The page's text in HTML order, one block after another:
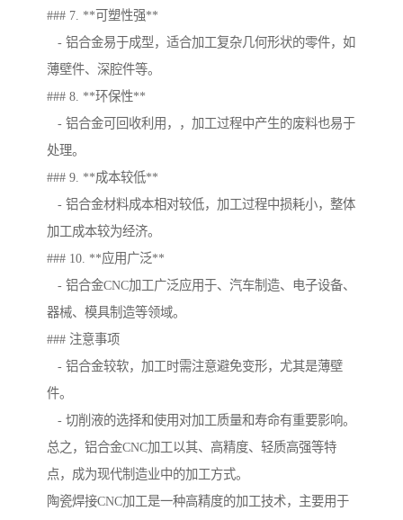
### 7. **可塑性强**
- 铝合金易于成型，适合加工复杂几何形状的零件，如
薄壁件、深腔件等。
### 8. **环保性**
- 铝合金可回收利用，，加工过程中产生的废料也易于
处理。
### 9. **成本较低**
- 铝合金材料成本相对较低，加工过程中损耗小，整体
加工成本较为经济。
### 10. **应用广泛**
- 铝合金CNC加工广泛应用于、汽车制造、电子设备、
器械、模具制造等领域。
### 注意事项
- 铝合金较软，加工时需注意避免变形，尤其是薄壁
件。
- 切削液的选择和使用对加工质量和寿命有重要影响。
总之，铝合金CNC加工以其、高精度、轻质高强等特
点，成为现代制造业中的加工方式。
陶瓷焊接CNC加工是一种高精度的加工技术，主要用于